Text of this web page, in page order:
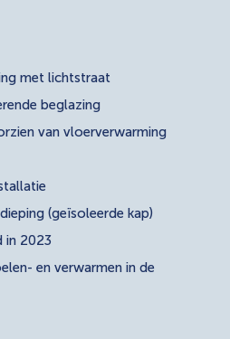
met lichtstraat
beglazing
van vloerverwarming
(geïsoleerde kap)
in 2023
en verwarmen in de